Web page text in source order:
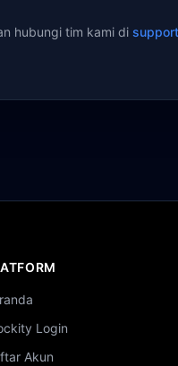
hubungi tim kami di
Login
Akun